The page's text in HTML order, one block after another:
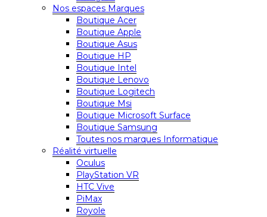
Nos espaces Marques
Boutique Acer
Boutique Apple
Boutique Asus
Boutique HP
Boutique Intel
Boutique Lenovo
Boutique Logitech
Boutique Msi
Boutique Microsoft Surface
Boutique Samsung
Toutes nos marques Informatique
Réalité virtuelle
Oculus
PlayStation VR
HTC Vive
PiMax
Royole